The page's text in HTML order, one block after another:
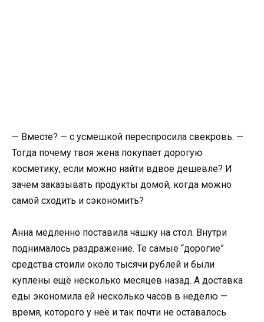
— Вместе? — с усмешкой переспросила свекровь. —
Тогда почему твоя жена покупает дорогую
косметику, если можно найти вдвое дешевле? И
зачем заказывать продукты домой, когда можно
самой сходить и сэкономить?
Анна медленно поставила чашку на стол. Внутри
поднималось раздражение. Те самые “дорогие”
средства стоили около тысячи рублей и были
куплены ещё несколько месяцев назад. А доставка
еды экономила ей несколько часов в неделю —
время, которого у неё и так почти не оставалось